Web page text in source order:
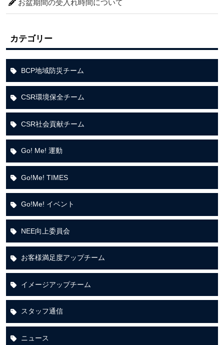
お盆期間の受入れ時間について
カテゴリー
BCP地域防災チーム
CSR環境保全チーム
CSR社会貢献チーム
Go! Me! 運動
Go!Me! TIMES
Go!Me! イベント
NEE向上委員会
お客様満足度アップチーム
イメージアップチーム
スタッフ通信
ニュース